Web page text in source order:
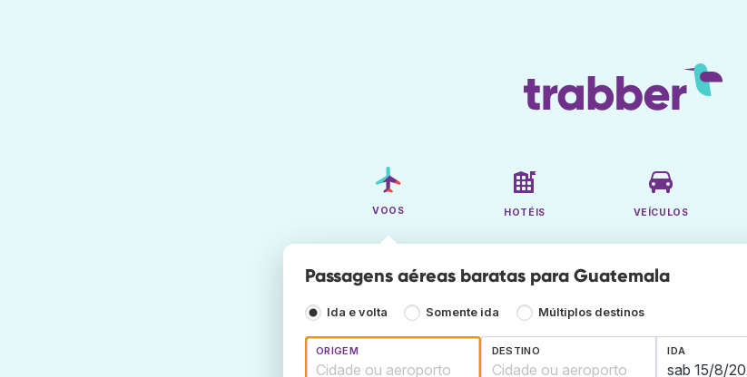
VOOS HOTÉIS VEÍCULOS
Passagens aéreas baratas para Guatemala
Ida e volta Somente ida Múltiplos destinos
ORIGEM DESTINO IDA